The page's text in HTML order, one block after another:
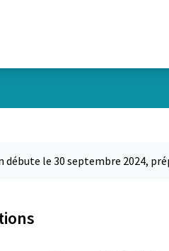
débute le 30 septembre 2024,